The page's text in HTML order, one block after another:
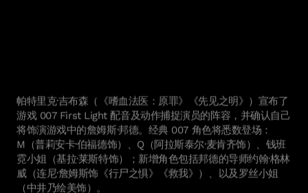
帕特里克·吉布森（《嗜血法医：原罪》《先见之明》）宣布了
游戏 007 First Light 配音及动作捕捉演员的阵容，并确认自己
将饰演游戏中的詹姆斯·邦德。经典 007 角色将悉数登场：
M（普莉安卡·伯福德饰）、Q（阿拉斯泰尔·麦肯齐饰）、钱班
霓小姐（基拉·莱斯特饰）；新增角色包括邦德的导师约翰·格林
威（连尼·詹姆斯饰《行尸之惧》《救我》）、以及罗丝小姐
（中井乃绘美饰）。